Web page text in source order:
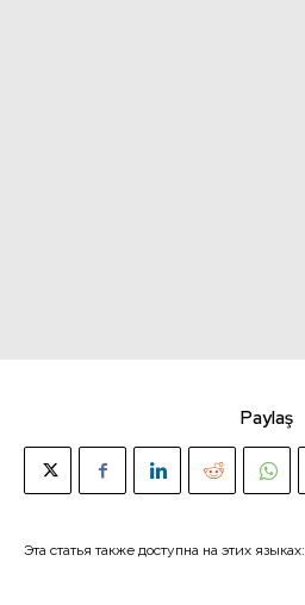
Paylaş
Эта статья также доступна на этих языках: